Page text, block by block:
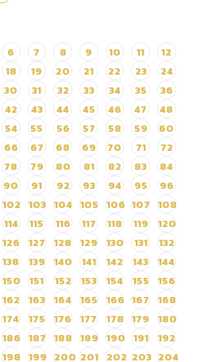
6 7 8 9 10 11
12
18 19 20 21 22 23
24
30 31 32 33 34 35
36
42 43 44 45 46 47
48
54 55 56 57 58 59
60
66 67 68 69 70 71
72
78 79 80 81 82 83
84
90 91 92 93 94 95
96
102 103 104 105 106 107 108
114 115 116 117 118 119
120
126 127 128 129 130 131
132
138 139 140 141 142 143
144
150 151 152 153 154 155
156
162 163 164 165 166 167
168
174 175 176 177 178 179
180
186 187 188 189 190 191
192
198 199 200 201 202 203 204